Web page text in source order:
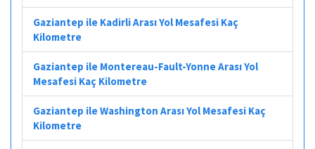
Gaziantep ile Kadirli Arası Yol Mesafesi Kaç
Kilometre
Gaziantep ile Montereau-Fault-Yonne Arası Yol
Mesafesi Kaç Kilometre
Gaziantep ile Washington Arası Yol Mesafesi Kaç
Kilometre